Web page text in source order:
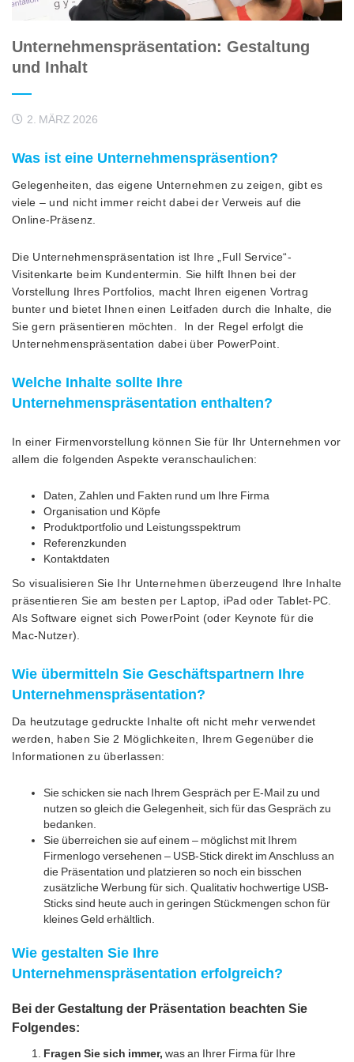
Unternehmenspräsentation: Gestaltung
und Inhalt
2. MÄRZ 2026
Was ist eine Unternehmenspräsention?
Gelegenheiten, das eigene Unternehmen zu zeigen, gibt es
viele – und nicht immer reicht dabei der Verweis auf die
Online-Präsenz.
Die Unternehmenspräsentation ist Ihre „Full Service“-
Visitenkarte beim Kundentermin. Sie hilft Ihnen bei der
Vorstellung Ihres Portfolios, macht Ihren eigenen Vortrag
bunter und bietet Ihnen einen Leitfaden durch die Inhalte, die
Sie gern präsentieren möchten. In der Regel erfolgt die
Unternehmenspräsentation dabei über PowerPoint.
Welche Inhalte sollte Ihre
Unternehmenspräsentation enthalten?
In einer Firmenvorstellung können Sie für Ihr Unternehmen vor
allem die folgenden Aspekte veranschaulichen:
Daten, Zahlen und Fakten rund um Ihre Firma
Organisation und Köpfe
Produktportfolio und Leistungsspektrum
Referenzkunden
Kontaktdaten
So visualisieren Sie Ihr Unternehmen überzeugend Ihre Inhalte
präsentieren Sie am besten per Laptop, iPad oder Tablet-PC.
Als Software eignet sich PowerPoint (oder Keynote für die
Mac-Nutzer).
Wie übermitteln Sie Geschäftspartnern Ihre
Unternehmenspräsentation?
Da heutzutage gedruckte Inhalte oft nicht mehr verwendet
werden, haben Sie 2 Möglichkeiten, Ihrem Gegenüber die
Informationen zu überlassen:
Sie schicken sie nach Ihrem Gespräch per E-Mail zu und
nutzen so gleich die Gelegenheit, sich für das Gespräch zu
bedanken.
Sie überreichen sie auf einem – möglichst mit Ihrem
Firmenlogo versehenen – USB-Stick direkt im Anschluss an
die Präsentation und platzieren so noch ein bisschen
zusätzliche Werbung für sich. Qualitativ hochwertige USB-
Sticks sind heute auch in geringen Stückmengen schon für
kleines Geld erhältlich.
Wie gestalten Sie Ihre
Unternehmenspräsentation erfolgreich?
Bei der Gestaltung der Präsentation beachten Sie
Folgendes:
Fragen Sie sich immer, was an Ihrer Firma für Ihre